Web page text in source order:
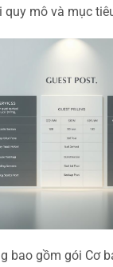
quy mô và mục
bao gồm gói Cơ